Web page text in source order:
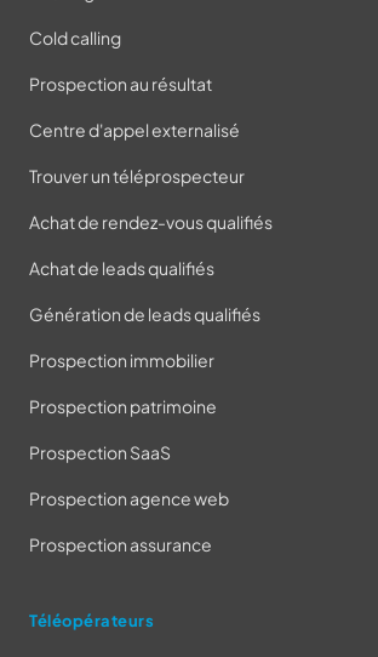
Cold calling
Prospection au résultat
Centre d'appel externalisé
Trouver un téléprospecteur
Achat de rendez-vous qualifiés
Achat de leads qualifiés
Génération de leads qualifiés
Prospection immobilier
Prospection patrimoine
Prospection SaaS
Prospection agence web
Prospection assurance
Téléopérateurs